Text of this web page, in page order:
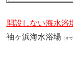
開設しない海水浴
袖ヶ浜海水浴場 （そ